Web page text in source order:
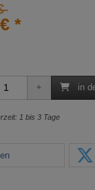
*
in
1 bis 3 Tage